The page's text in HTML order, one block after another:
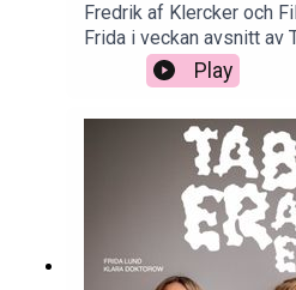
Fredrik af Klercker och
Frida i veckan avsnitt av
Play